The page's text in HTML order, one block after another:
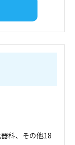
科、その他18